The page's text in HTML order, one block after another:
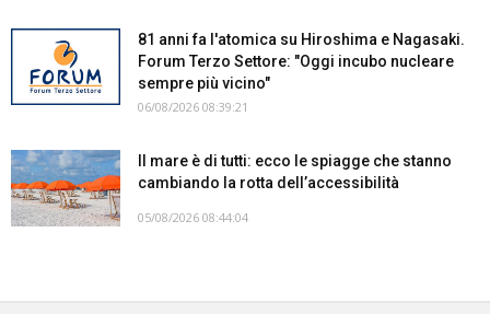
81 anni fa l'atomica su Hiroshima e Nagasaki.
Forum Terzo Settore: "Oggi incubo nucleare
sempre più vicino"
06/08/2026 08:39:21
Il mare è di tutti: ecco le spiagge che stanno
cambiando la rotta dell’accessibilità
05/08/2026 08:44:04